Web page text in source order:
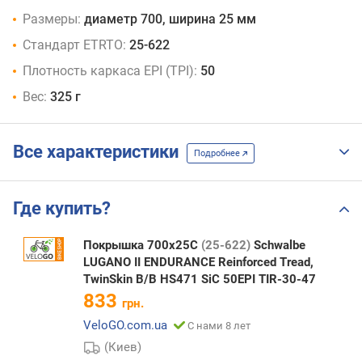
Размеры: диаметр 700, ширина 25 мм
Стандарт ETRTO: 25-622
Плотность каркаса EPI (TPI): 50
Вес: 325 г
Все характеристики Подробнее
Где купить?
Покрышка 700x25C (25-622) Schwalbe
LUGANO II ENDURANCE Reinforced Tread,
TwinSkin B/B HS471 SiC 50EPI TIR-30-47
833 грн.
VeloGO.com.ua
С нами 8 лет
(Киев)